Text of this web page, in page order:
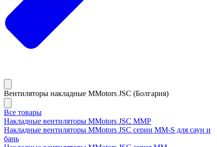
Вентиляторы накладные MMotors JSC (Болгария)
Все товары
Накладные вентиляторы MMotors JSC MMP
Накладные вентиляторы MMotors JSC серии MM-S для саун и
бань